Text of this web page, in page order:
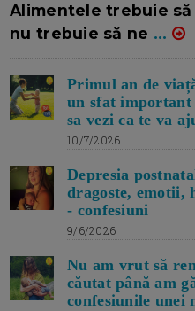
Alimentele trebuie
nu trebuie să ne ...
Primul an de
un sfat
sa vezi ca te va
10/7/2026
Depresia
dragoste, emotii,
- confesiuni
9/6/2026
Nu am vrut să
căutat până am
confesiunile unei